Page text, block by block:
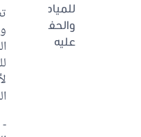
للمياه
والحفاظ
عليه
العمومي-